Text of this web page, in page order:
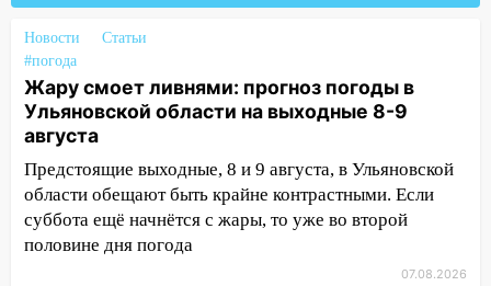
15:27
Прокуратура проверяет
капремонт школы в селе Кивать
15:08
В Кузоватово после прокурорской
проверки обновили разметку на
пешеходных переходах
14:40 На проспекте Гая в Ульяновске
запретили остановку автомобилей на
50-метровом участке
В Новом городе 8 августа пройдет
Новости
Статьи
#погода
Жару смоет ливнями: прогноз погоды в
Ульяновской области на выходные 8-9
августа
Предстоящие выходные, 8 и 9 августа, в Ульяновской
области обещают быть крайне контрастными. Если
суббота ещё начнётся с жары, то уже во второй
половине дня погода
07.08.2026